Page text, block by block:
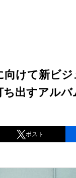
けて新ビ
出すアル
ポスト